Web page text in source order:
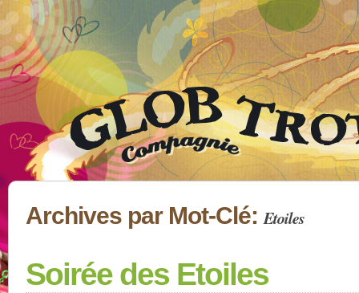
Archives par Mot-Clé: Etoiles
Soirée des Etoiles